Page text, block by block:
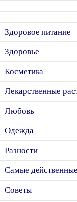
Здоровое питание
Здоровье
Косметика
Лекарственные
Любовь
Одежда
Разности
Самые
Советы